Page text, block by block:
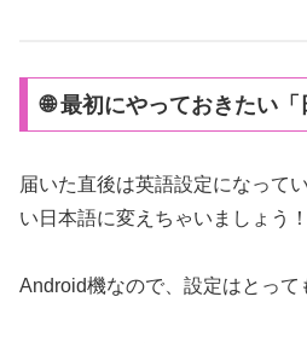
🌐 最初にやっておきたい「
届いた直後は英語設定になって
い日本語に変えちゃいましょう！
Android機なので、設定はとって